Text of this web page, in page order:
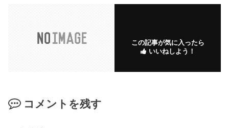
この記事が気に入ったら
いいねしよう！
コメントを残す